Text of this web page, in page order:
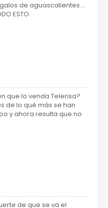
de aguascalientes....
ESTO.
que lo venda Telerisa?
de lo qué más se han
y ahora resulta que no
de que se va el